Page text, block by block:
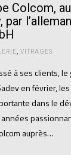
Colcom,
, VITRAGES
à ses clients,
en février,
dans le
auprès…